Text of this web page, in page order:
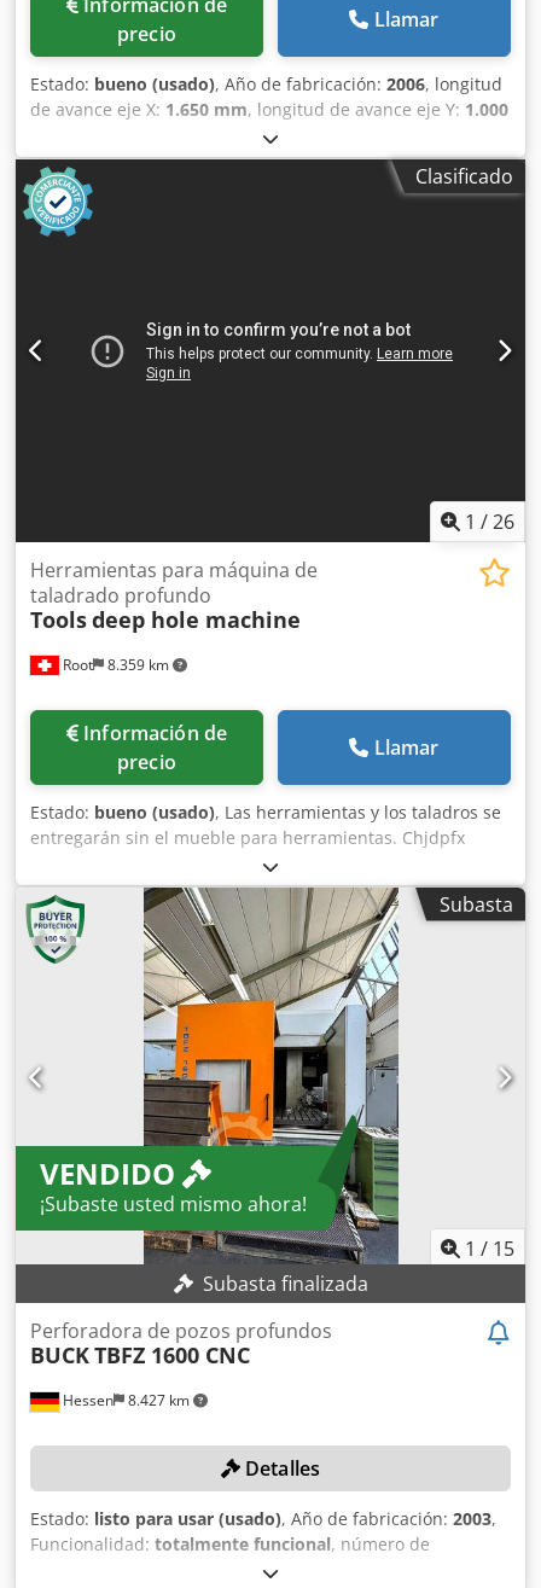
precio
Llamar
Estado: bueno (usado), Año de fabricación: 2006, longitud
de avance eje X: 1.650 mm, longitud de avance eje Y: 1.000
, Taladradora de agujeros profundos Cedpfx Ajwyup
Tslteha Imsa - MF 1200 BBL MACH-ID 9176 Fabricante: Imsa
Tipo: MF 1200 BBL Control: SELCA S4045 Año: 2006 Ø máx.
de taladro en acero: 5 - 40 mm Eje X: 1650 mm Eje Y: 1000
mm Eje W: 500 mm Dimensiones de la mesa / L x A o ø:
Clasificado
1 /26
Root 8.359 km
Herramientas para máquina de
taladrado profundo
Toolsdeep hole machine
Información de
precio
Llamar
Estado: bueno (usado), Las herramientas y los taladros se
entregarán sin el mueble para herramientas. Chjdpfx
Alszd D N Istea Se entregará un carro para herramientas
con soportes para las mismas.
Subasta
VENDIDO
¡Subaste usted mismo ahora!
1 / 15
Subasta finalizada
Hessen 8.427 km
Perforadora de pozos profundos
BUCKTBFZ 1600 CNC
Detalles
Estado: listo para usar (usado), Año de fabricación: 2003,
Funcionalidad: totalmente funcional, número de
M01.16.21.51.02